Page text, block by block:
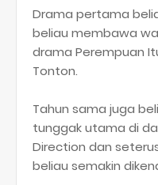
Drama pertama
beliau membawa
drama Perempuan
Tonton.
Tahun sama juga
tunggak utama di
Direction dan
beliau semakin